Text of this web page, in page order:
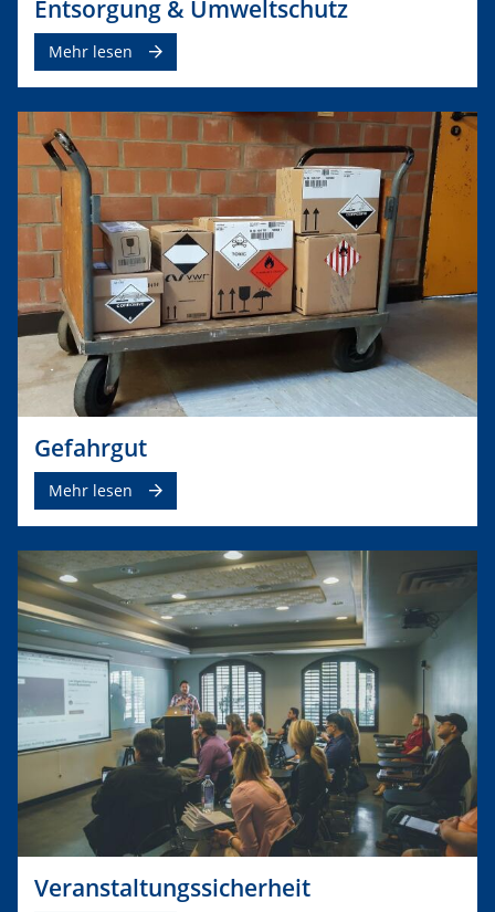
Entsorgung & Umweltschutz
Mehr lesen
Gefahrgut
Mehr lesen
Veranstaltungssicherheit